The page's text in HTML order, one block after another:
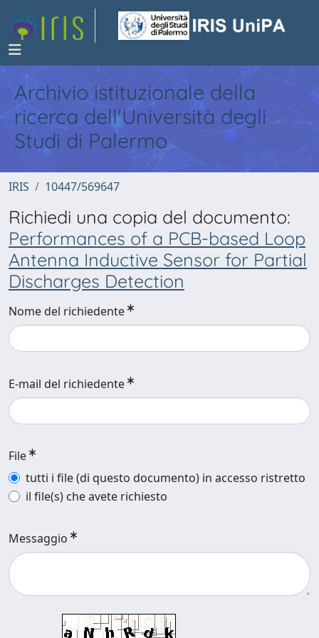
Archivio istituzionale della
ricerca dell'Università degli
Studi di Palermo
IRIS 10447/569647
Richiedi una copia del documento:
Performances of a PCB-based Loop
Antenna Inductive Sensor for Partial
Discharges Detection
Nome del richiedente
E-mail del richiedente
File
tutti i file (di questo documento) in accesso ristretto
il file(s) che avete richiesto
Messaggio